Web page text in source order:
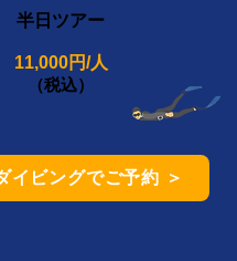
半日ツアー
11,000円/人
（税込）
イビングでご予約 ＞